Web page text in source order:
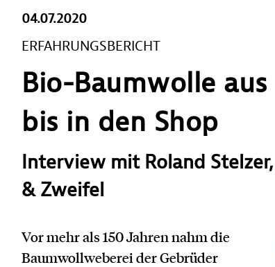
04.07.2020
ERFAHRUNGSBERICHT
Bio-Baumwolle
bis in den Shop
Interview mit Roland
& Zweifel
Vor mehr als 150 Jahren nahm die
Baumwollweberei der Gebrüder